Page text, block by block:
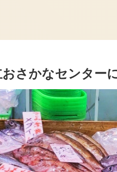
さかなセンター